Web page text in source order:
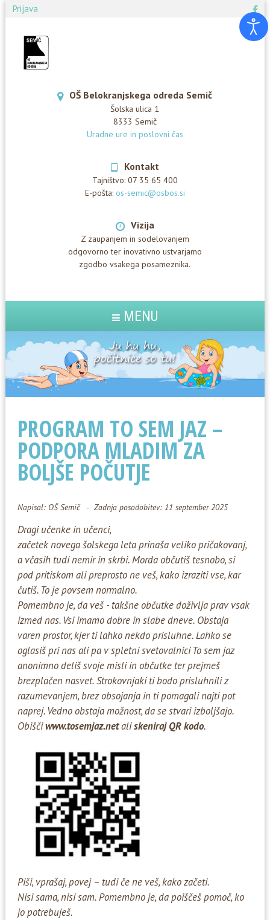
Prijava
OŠ Belokranjskega odreda Semič
Šolska ulica 1
8333 Semič
Uradne ure in poslovni čas
Kontakt
Tajništvo: 07 35 65 400
E-pošta: os-semic@osbos.si
Vizija
Z zaupanjem in sodelovanjem
odgovorno ter inovativno ustvarjamo
zgodbo vsakega posameznika.
MENU
PROGRAM TO SEM JAZ –
PODPORA MLADIM ZA
BOLJŠE POČUTJE
Napisal: OŠ Semič Zadnja posodobitev: 11 september 2025
Dragi učenke in učenci,
začetek novega šolskega leta prinaša veliko pričakovanj,
a včasih tudi nemir in skrbi. Morda občutiš tesnobo, si
pod pritiskom ali preprosto ne veš, kako izraziti vse, kar
čutiš. To je povsem normalno.
Pomembno je, da veš - takšne občutke doživlja prav vsak
izmed nas. Vsi imamo dobre in slabe dneve. Obstaja
varen prostor, kjer ti lahko nekdo prisluhne. Lahko se
oglasiš pri nas ali pa v spletni svetovalnici To sem jaz
anonimno deliš svoje misli in občutke ter prejmeš
brezplačen nasvet. Strokovnjaki ti bodo prisluhnili z
razumevanjem, brez obsojanja in ti pomagali najti pot
naprej. Vedno obstaja možnost, da se stvari izboljšajo.
Obiščiwww.tosemjaz.netaliskeniraj QR kodo.
Piši, vprašaj, povej – tudi če ne veš, kako začeti.
Nisi sama, nisi sam. Pomembno je, da poiščeš pomoč, ko
jo potrebuješ.